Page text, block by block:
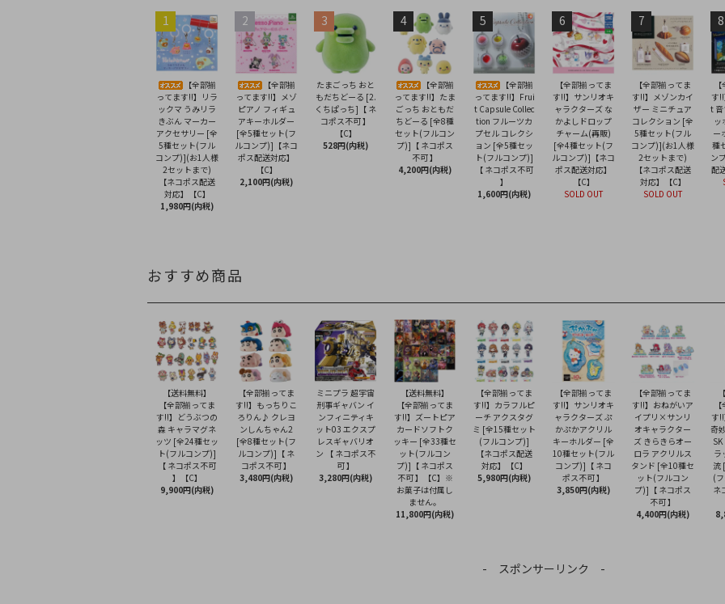
1
【全部揃
ってます!!】リラ
ックマ うみリラ
きぶん マーカー
アクセサリー [全
5種セット(フル
コンプ)](お1人様
2セットまで)
【ネコポス配送
対応】【C】
1,980円(内税)
2
【全部揃
ってます!!】メゾ
ピアノ フィギュ
アキーホルダー
[全5種セット(フ
ルコンプ)]【ネコ
ポス配送対応】
【C】
2,100円(内税)
3
たまごっち おと
もだちどーる [2.
くちぱっち]【 ネ
コポス不可 】
【C】
528円(内税)
4
【全部揃
ってます!!】たま
ごっち おともだ
ちどーる [全8種
セット(フルコン
プ)]【 ネコポス
不可 】
4,200円(内税)
5
【全部揃
ってます!!】Frui
t Capsule Collec
tion フルーツカ
プセル コレクシ
ョン [全5種セッ
ト(フルコンプ)]
【 ネコポス不可
】
1,600円(内税)
6
【全部揃ってま
す!!】サンリオキ
ャラクターズ な
かよしドロップ
チャーム(再販)
[全4種セット(フ
ルコンプ)]【ネコ
ポス配送対応】
【C】
SOLD OUT
7
【全部揃ってま
す!!】メゾンカイ
ザー ミニチュア
コレクション [全
5種セット(フル
コンプ)](お1人様
2セットまで)
【ネコポス配送
対応】【C】
SOLD OUT
8
す
t 音
ッ
ー
種
ン
配
おすすめ商品
【送料無料】
【全部揃ってま
す!!】どうぶつの
森 キャラマグネ
ッツ [全24種セッ
ト(フルコンプ)]
【 ネコポス不可
】【C】
9,900円(内税)
【全部揃ってま
す!!】もっちりこ
ろりん♪ クレヨ
ンしんちゃん2
[全8種セット(フ
ルコンプ)]【 ネ
コポス不可 】
3,480円(内税)
ミニプラ 超宇宙
刑事ギャバン イ
ンフィニティキ
ット03 エクスプ
レスギャバリオ
ン 【 ネコポス不
可 】
3,280円(内税)
【送料無料】
【全部揃ってま
す!!】ズートピア
カードソフトク
ッキー [全33種セ
ット(フルコン
プ)]【 ネコポス
不可 】【C】※
お菓子は付属し
ません。
11,800円(内税)
【全部揃ってま
す!!】カラフルピ
ーチ アクスタグ
ミ [全15種セット
(フルコンプ)]
【ネコポス配送
対応】【C】
5,980円(内税)
【全部揃ってま
す!!】サンリオキ
ャラクターズ ぷ
かぷかアクリル
キーホルダー [全
10種セット(フル
コンプ)]【 ネコ
ポス不可 】
3,850円(内税)
【全部揃ってま
す!!】おねがいア
イプリ×サンリ
オキャラクター
ズ きらきらオー
ロラ アクリルス
タンド [全10種セ
ット(フルコン
プ)]【 ネコポス
不可 】
4,400円(内税)
す
奇
ラ
流
(
ネ
- スポンサーリンク -